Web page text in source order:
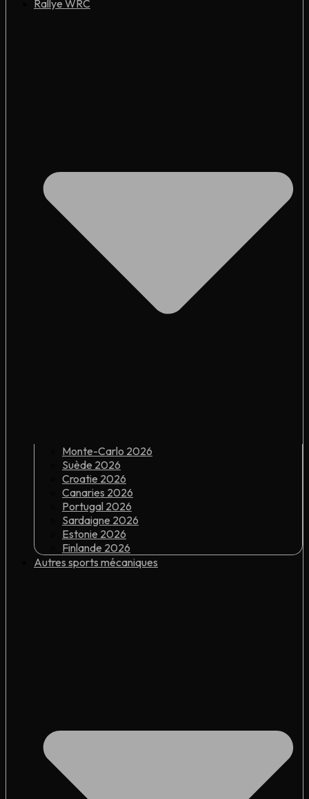
Rallye WRC
Monte-Carlo 2026
Suède 2026
Croatie 2026
Canaries 2026
Portugal 2026
Sardaigne 2026
Estonie 2026
Finlande 2026
Autres sports mécaniques